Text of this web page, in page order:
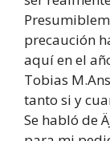
precaución
aquí en el
Tobias
tanto si y
Se habló de